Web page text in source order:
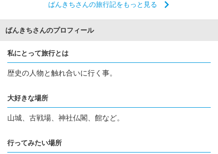
ばんきちさんの旅行記をもっと見る
ばんきちさんのプロフィール
私にとって旅行とは
歴史の人物と触れ合いに行く事。
大好きな場所
山城、古戦場、神社仏閣、館など。
行ってみたい場所